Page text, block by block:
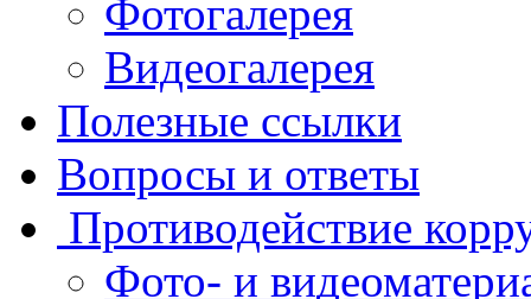
Фотогалерея
Видеогалерея
Полезные ссылки
Вопросы и ответы
Противодействие
Фото- и